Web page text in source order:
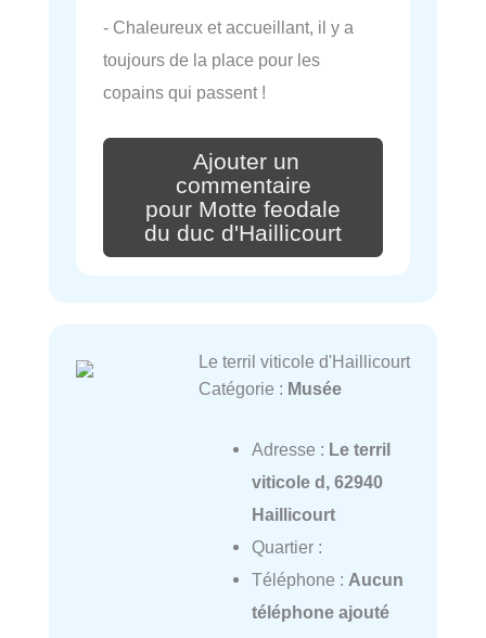
- Chaleureux et accueillant, il y a
toujours de la place pour les
copains qui passent !
Ajouter un
commentaire
pour Motte feodale
du duc d'Haillicourt
Le terril viticole d'Haillicourt
Catégorie : Musée
Adresse : Le terril
viticole d, 62940
Haillicourt
Quartier :
Téléphone : Aucun
téléphone ajouté